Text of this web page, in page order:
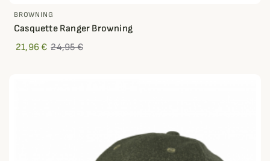
BROWNING
Casquette Ranger Browning
21,96 € 24,95 €